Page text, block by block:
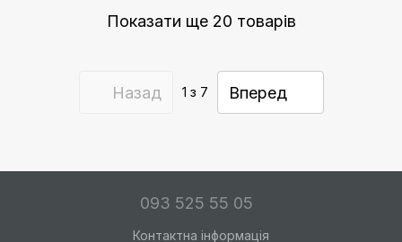
Показати ще 20 товарів
Назад 1 з 7 Вперед
093 525 55 05
Контактна інформація